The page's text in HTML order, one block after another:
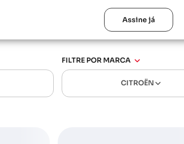
Assine já
FILTRE POR MARCA
CITROËN